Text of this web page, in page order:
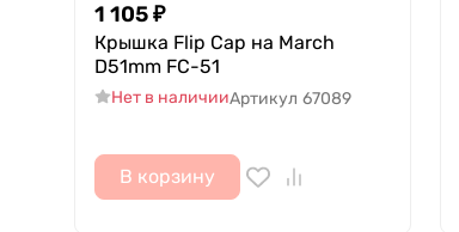
1 105₽
Крышка Flip Cap на March
D51mm FC-51
Нет в наличииАртикул 67089
В корзину